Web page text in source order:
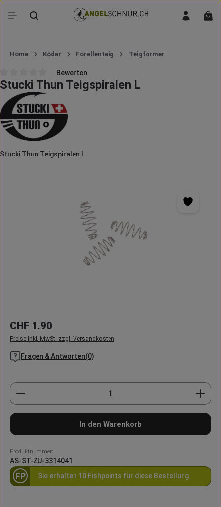
Zum Hauptinhalt springen
Home Köder Forellenteig Teigformer
Durchschnittliche Bewertung von 0 von 5 Sternen
Bewerten
Stucki Thun Teigspiralen L
Stucki Thun Teigspiralen L
Regulärer Preis:
CHF 1.90
Preise inkl. MwSt. zzgl. Versandkosten
Fragen & Antworten(0)
Produkt Anzahl: Gib den gewünschten Wert ein
In den Warenkorb
Produktnummer:
AS-ST-ZU-3314041
FP Sie erhalten 10 Fishpoints für diese Bestellung